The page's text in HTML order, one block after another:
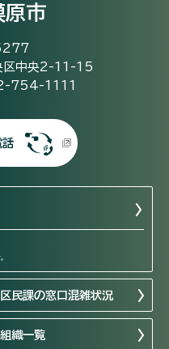
原市
区中央2-11-15
754-1111
話
区民課の窓口混雑状況
組織一覧